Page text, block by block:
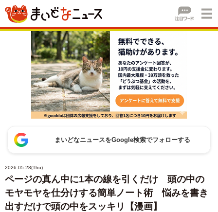
まいどなニュースをGoogle検索でフォローする
2026.05.28(Thu)
ページの真ん中に1本の線を引くだけ 頭の中の
モヤモヤを仕分けする簡単ノート術 悩みを書き
出すだけで頭の中をスッキリ【漫画】